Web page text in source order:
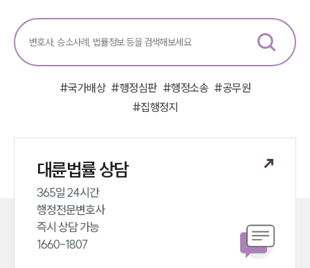
뉴스레터/브로슈어
대륜법률상담예약
#국가배상 #행정심판 #행정소송 #공무원
#집행정지
대륜법률 상담
365일 24시간
행정전문변호사
즉시 상담 가능
1660-1807